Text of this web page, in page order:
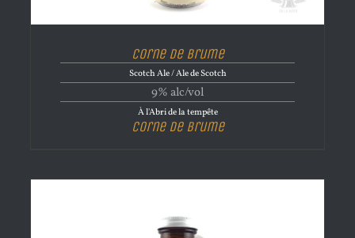
Corne de brume
Scotch Ale / Ale de Scotch
9% alc/vol
À l'Abri de la tempête
Corne de brume